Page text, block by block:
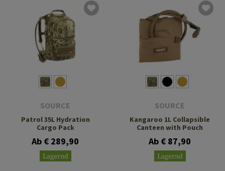
SOURCE
Patrol 35L Hydration
Cargo Pack
Ab € 289,90
Lagernd
SOURCE
Kangaroo 1L Collapsible
Canteen with Pouch
Ab € 87,90
Lagernd